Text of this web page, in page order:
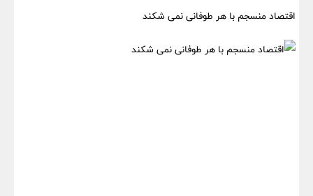
اقتصاد منسجم با هر طوفانی نمی شکند